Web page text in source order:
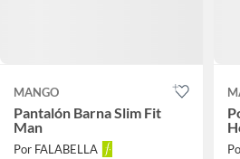
MANGO
Pantalón Barna Slim Fit
Man
Por FALABELLA